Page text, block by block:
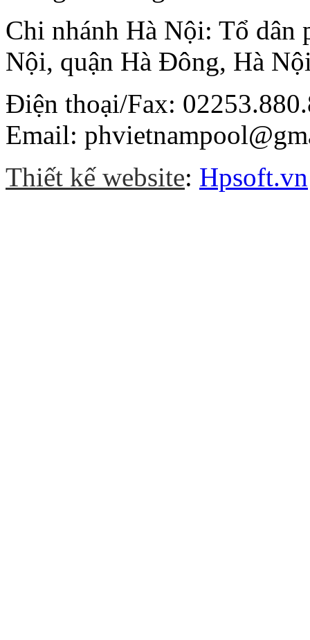
Chi nhánh Hà Nội: Tổ
Nội, quận Hà Đông, Hà
Điện thoại/Fax:
Email:
Thiết kế website: Hpsoft.vn